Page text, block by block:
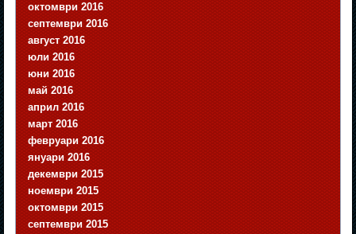
октомври 2016
септември 2016
август 2016
юли 2016
юни 2016
май 2016
април 2016
март 2016
февруари 2016
януари 2016
декември 2015
ноември 2015
октомври 2015
септември 2015